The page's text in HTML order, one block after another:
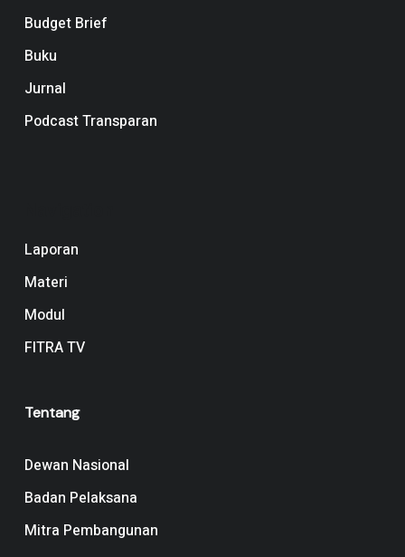
Budget Brief
Buku
Jurnal
Podcast Transparan
Laporan
Materi
Modul
FITRA TV
Tentang
Dewan Nasional
Badan Pelaksana
Mitra Pembangunan